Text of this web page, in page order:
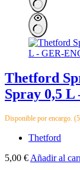
Thetford
Spray 0,5 L
Disponible por encargo.
Thetford
5,00 € Añadir al